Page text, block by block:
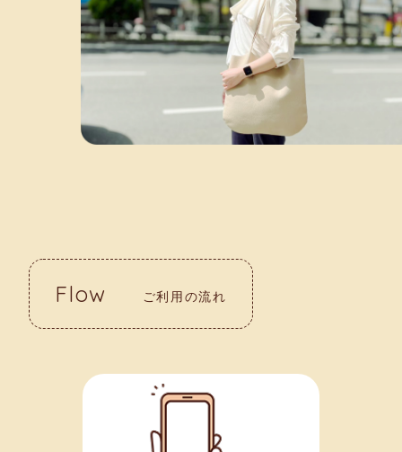
Flow ご利用の流れ